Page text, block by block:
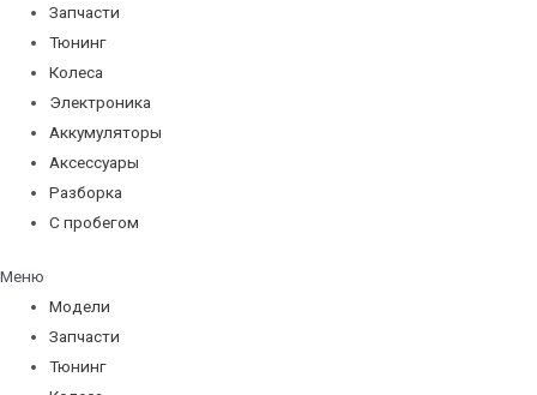
Запчасти
Тюнинг
Колеса
Электроника
Аккумуляторы
Аксессуары
Разборка
С пробегом
Меню
Модели
Запчасти
Тюнинг